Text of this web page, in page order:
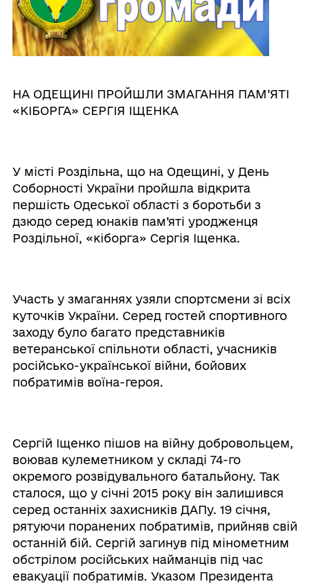
НА ОДЕЩИНІ ПРОЙШЛИ ЗМАГАННЯ ПАМ’ЯТІ
«КІБОРГА» СЕРГІЯ ІЩЕНКА
У місті Роздільна, що на Одещині, у День
Соборності України пройшла відкрита
першість Одеської області з боротьби з
дзюдо серед юнаків пам’яті уродженця
Роздільної, «кіборга» Сергія Іщенка.
Участь у змаганнях узяли спортсмени зі всіх
куточків України. Серед гостей спортивного
заходу було багато представників
ветеранської спільноти області, учасників
російсько-української війни, бойових
побратимів воїна-героя.
Сергій Іщенко пішов на війну добровольцем,
воював кулеметником у складі 74-го
окремого розвідувального батальйону. Так
сталося, що у січні 2015 року він залишився
серед останніх захисників ДАПу. 19 січня,
рятуючи поранених побратимів, прийняв свій
останній бій. Сергій загинув під мінометним
обстрілом російських найманців під час
евакуації побратимів. Указом Президента